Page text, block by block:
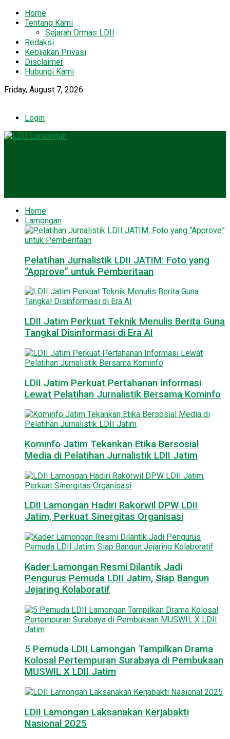
Home
Tentang Kami
Sejarah Ormas LDII
Redaksi
Kebijakan Privasi
Disclaimer
Hubungi Kami
Friday, August 7, 2026
Login
Home
Lamongan
Pelatihan Jurnalistik LDII JATIM: Foto yang
“Approve” untuk Pemberitaan
LDII Jatim Perkuat Teknik Menulis Berita Guna
Tangkal Disinformasi di Era AI
LDII Jatim Perkuat Pertahanan Informasi
Lewat Pelatihan Jurnalistik Bersama Kominfo
Kominfo Jatim Tekankan Etika Bersosial
Media di Pelatihan Jurnalistik LDII Jatim
LDII Lamongan Hadiri Rakorwil DPW LDII
Jatim, Perkuat Sinergitas Organisasi
Kader Lamongan Resmi Dilantik Jadi
Pengurus Pemuda LDII Jatim, Siap Bangun
Jejaring Kolaboratif
5 Pemuda LDII Lamongan Tampilkan Drama
Kolosal Pertempuran Surabaya di Pembukaan
MUSWIL X LDII Jatim
LDII Lamongan Laksanakan Kerjabakti
Nasional 2025